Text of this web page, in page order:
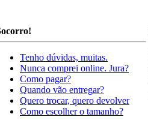
Tenho dúvidas, muitas.
Nunca comprei online. Jura?
Como pagar?
Quando vão entregar?
Quero trocar, quero devolver
Como escolher o tamanho?